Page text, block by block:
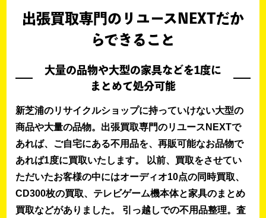
出張買取専門のリユースNEXTだか
らできること
大量の品物や大型の家具などを1度に
まとめて処分可能
新芝浦のリサイクルショップに持っていけない大型の
商品や大量の品物。出張買取専門のリユースNEXTで
あれば、ご自宅にある不用品を、再販可能なお品物で
あれば1度に買取いたします。 以前、買取をさせてい
ただいたお客様の中にはオーディオ10点の同時買取、
CD300枚の買取、テレビゲーム機本体と家具のまとめ
買取などがありました。 引っ越しでの不用品整理。査